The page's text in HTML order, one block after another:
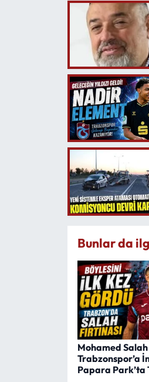
Bunlar da
Mohamed Salah
Trabzonspor’a
Papara Park’ta